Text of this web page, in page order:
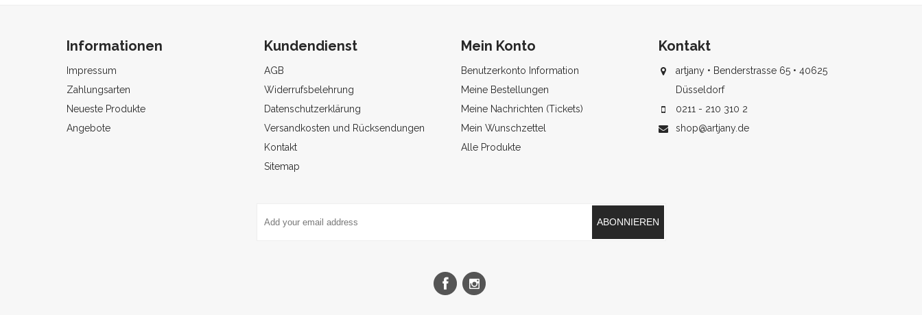
Informationen
Impressum
Zahlungsarten
Neueste Produkte
Angebote
Kundendienst
AGB
Widerrufsbelehrung
Datenschutzerklärung
Versandkosten und Rücksendungen
Kontakt
Sitemap
Mein Konto
Benutzerkonto Information
Meine Bestellungen
Meine Nachrichten (Tickets)
Mein Wunschzettel
Alle Produkte
Kontakt
artjany • Benderstrasse 65 • 40625
Düsseldorf
0211 - 210 310 2
shop@artjany.de
ABONNIEREN